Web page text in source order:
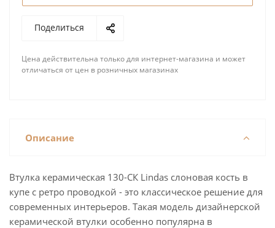
Поделиться
Цена действительна только для интернет-магазина и может
отличаться от цен в розничных магазинах
Описание
Втулка керамическая 130-СК Lindas слоновая кость в
купе с ретро проводкой - это классическое решение для
современных интерьеров. Такая модель дизайнерской
керамической втулки особенно популярна в